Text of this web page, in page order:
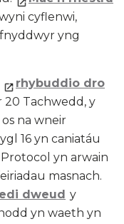
cyflenwi,
yng
rhybuddio dro
20 Tachwedd, y
na wneir
16 yn caniatáu
yn arwain
masnach.
dweud y
yn waeth yn